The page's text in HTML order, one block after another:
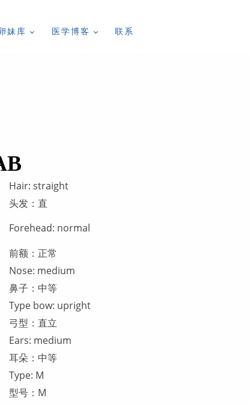
妹库 医学博客 联系
Hair: straight
头发：直
Forehead: normal
前额：正常
Nose: medium
鼻子：中等
Type bow: upright
弓型：直立
Ears: medium
耳朵：中等
Type: M
型号：M